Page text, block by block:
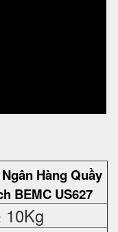
Hàng Quầy
BEMC US627
10Kg